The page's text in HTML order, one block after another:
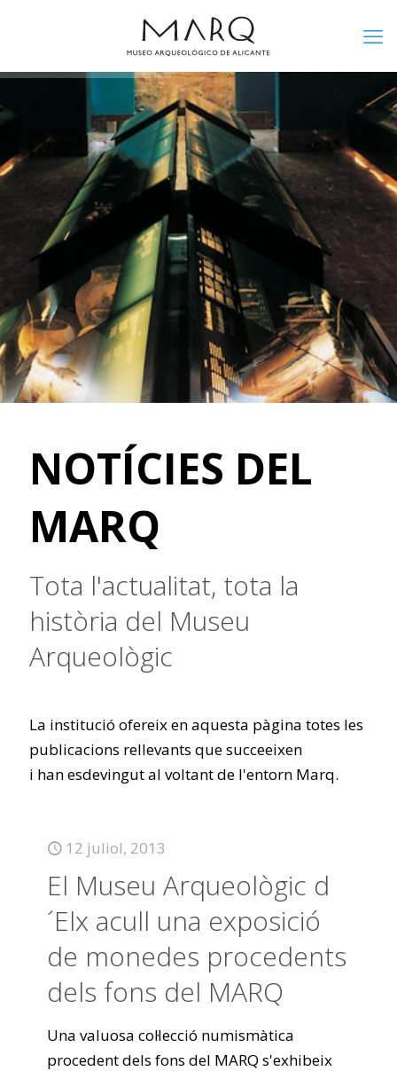
NOTÍCIES DEL
MARQ
Tota l'actualitat, tota la
història del Museu
Arqueològic
La institució ofereix en aquesta pàgina totes les
publicacions rellevants que succeeixen
i han esdevingut al voltant de l'entorn Marq.
12 juliol, 2013
El Museu Arqueològic d
´Elx acull una exposició
de monedes procedents
dels fons del MARQ
Una valuosa col·lecció numismàtica
procedent dels fons del MARQ s'exhibeix